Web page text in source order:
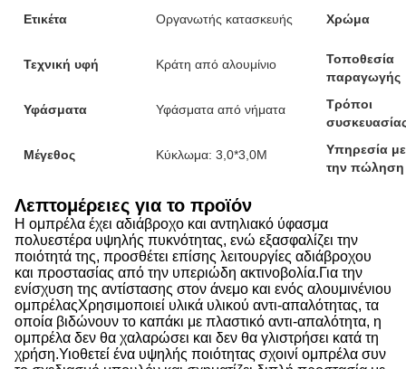
Ετικέτα Οργανωτής κατασκευής Χρώμα
Τεχνική υφή Κράτη από αλουμίνιο
Τοποθεσία
παραγωγής
Υφάσματα Υφάσματα από νήματα
Τρόποι
Μέγεθος Κύκλωμα: 3,0*3,0M
Υπηρεσία
την πώληση
Λεπτομέρειες για το προϊόν
Η ομπρέλα έχει αδιάβροχο και αντηλιακό ύφασμα
πολυεστέρα υψηλής πυκνότητας, ενώ εξασφαλίζει την
ποιότητά της, προσθέτει επίσης λειτουργίες αδιάβροχου
και προστασίας από την υπεριώδη ακτινοβολία.Για την
ενίσχυση της αντίστασης στον άνεμο και ενός αλουμινένιου
ομπρέλαςΧρησιμοποιεί υλικά υλικού αντι-απαλότητας, τα
οποία βιδώνουν το καπάκι με πλαστικό αντι-απαλότητα, η
ομπρέλα δεν θα χαλαρώσει και δεν θα γλιστρήσει κατά τη
χρήση.Υιοθετεί ένα υψηλής ποιότητας σχοινί ομπρέλα συν